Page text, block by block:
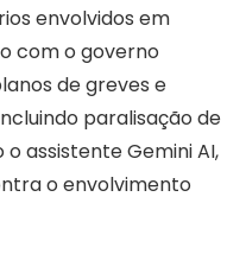
envolvidos em
com o governo
de greves e
paralisação de
assistente Gemini AI,
o envolvimento